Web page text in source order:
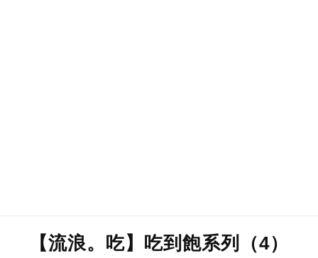
【流浪。吃】吃到飽系列（4）